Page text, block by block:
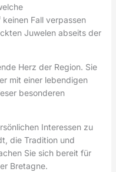
Fall verpassen
Juwelen abseits der
Herz der Region. Sie
mit einer lebendigen
besonderen
Interessen zu
die Tradition und
Sie sich bereit für
Bretagne.